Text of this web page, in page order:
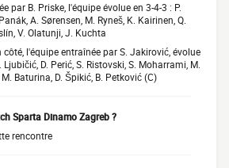
par B. Priske, l'équipe évolue en 3-4-3 : P.
A. Sørensen, M. Ryneš, K. Kairinen, Q.
V. Olatunji, J. Kuchta
côté, l'équipe entraînée par S. Jakirović, évolue
D. Perić, S. Ristovski, S. Moharrami, M.
Baturina, D. Špikić, B. Petković (C)
Sparta Dinamo Zagreb ?
rencontre